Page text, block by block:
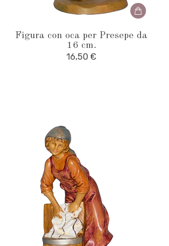
Figura con oca per Presepe da
16 cm.
16,50€